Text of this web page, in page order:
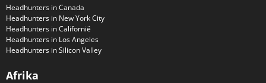
Headhunters in Canada
Headhunters in New York City
Headhunters in Californië
Headhunters in Los Angeles
Headhunters in Silicon Valley
Afrika